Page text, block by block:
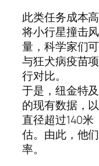
此类任务成本
将小行星撞击
量，科学家们
与狂犬病疫苗
行对比。
于是，纽金特
的现有数据，
直径超过140
估。由此，他
率。